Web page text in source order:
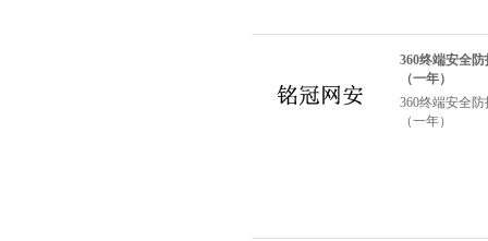
360终端安全
（一年）
360终端安全
（一年）